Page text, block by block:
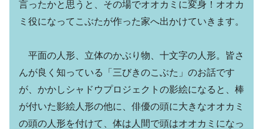
言ったかと思うと、その場でオオカミに変身！オオカ
ミ役になってこぶたが作った家へ出かけていきます。
平面の人形、立体のかぶり物、十文字の人形。皆さ
んが良く知っている「三びきのこぶた」のお話です
が、かかしシャドウプロジェクトの影絵になると、棒
が付いた影絵人形の他に、俳優の頭に大きなオオカミ
の頭の人形を付けて、体は人間で頭はオオカミになっ